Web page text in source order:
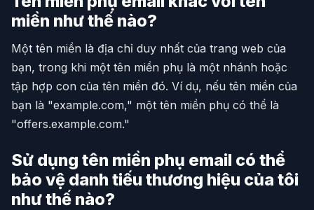
miền như thế nào?
Một tên miền là địa chỉ duy nhất của trang web của
bạn, trong khi một tên miền phụ là một nhánh hoặc
tập hợp con của tên miền đó. Ví dụ, nếu tên miền của
bạn là "example.com," một tên miền phụ có thể là
"offers.example.com."
Sử dụng tên miền phụ email có thể
bảo vệ danh tiếu thương hiệu của tôi
như thế nào?